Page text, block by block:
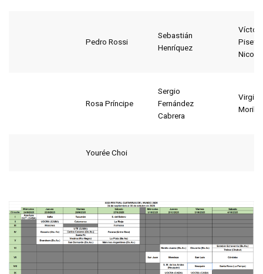
Pedro Rossi
Sebastián
Henríquez
Víctor
Piseta-
Rosa Príncipe
Sergio
Fernández
Cabrera
Yourée Choi